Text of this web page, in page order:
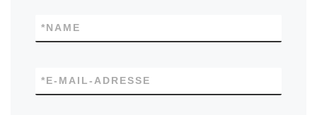
NAME
*
E-MAIL-ADRESSE
*